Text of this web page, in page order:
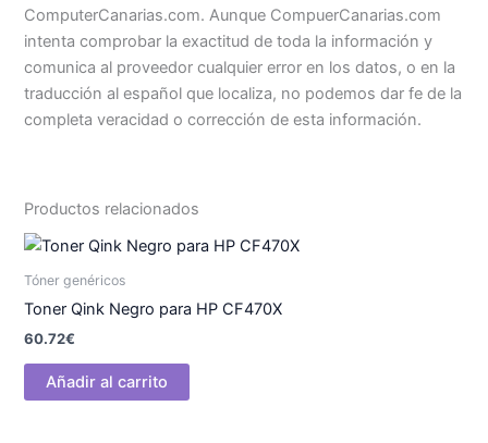
ComputerCanarias.com. Aunque CompuerCanarias.com
intenta comprobar la exactitud de toda la información y
comunica al proveedor cualquier error en los datos, o en la
traducción al español que localiza, no podemos dar fe de la
completa veracidad o corrección de esta información.
Productos relacionados
Tóner genéricos
Toner Qink Negro para HP CF470X
60.72€
Añadir al carrito